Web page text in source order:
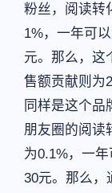
粉丝，阅读转
1%，一年可
元。那么，这
售额贡献则为
同样是这个品
朋友圈的阅读
为0.1%，一
30元。那么，